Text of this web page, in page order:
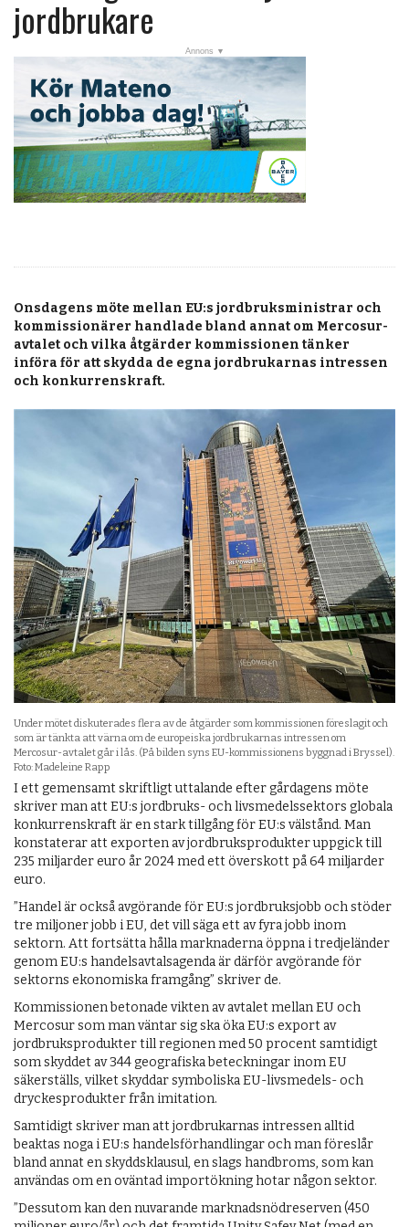
Veckans nyheter
RSS-flöde
OPINION
KALENDER
MARKNAD
ANNONSERA
PRENUMERERA
jordbrukare
Onsdagens möte mellan EU:s jordbruksministrar och
kommissionärer handlade bland annat om Mercosur-
avtalet och vilka åtgärder kommissionen tänker
införa för att skydda de egna jordbrukarnas intressen
och konkurrenskraft.
Under mötet diskuterades flera av de åtgärder som kommissionen föreslagit och
som är tänkta att värna om de europeiska jordbrukarnas intressen om
Mercosur-avtalet går i lås. (På bilden syns EU-kommissionens byggnad i Bryssel).
Foto: Madeleine Rapp
I ett gemensamt skriftligt uttalande efter gårdagens möte
skriver man att EU:s jordbruks- och livsmedelssektors globala
konkurrenskraft är en stark tillgång för EU:s välstånd. Man
konstaterar att exporten av jordbruksprodukter uppgick till
235 miljarder euro år 2024 med ett överskott på 64 miljarder
euro.
”Handel är också avgörande för EU:s jordbruksjobb och stöder
tre miljoner jobb i EU, det vill säga ett av fyra jobb inom
sektorn. Att fortsätta hålla marknaderna öppna i tredjeländer
genom EU:s handelsavtalsagenda är därför avgörande för
sektorns ekonomiska framgång” skriver de.
Kommissionen betonade vikten av avtalet mellan EU och
Mercosur som man väntar sig ska öka EU:s export av
jordbruksprodukter till regionen med 50 procent samtidigt
som skyddet av 344 geografiska beteckningar inom EU
säkerställs, vilket skyddar symboliska EU-livsmedels- och
dryckesprodukter från imitation.
Samtidigt skriver man att jordbrukarnas intressen alltid
beaktas noga i EU:s handelsförhandlingar och man föreslår
bland annat en skyddsklausul, en slags handbroms, som kan
användas om en oväntad importökning hotar någon sektor.
”Dessutom kan den nuvarande marknadsnödreserven (450